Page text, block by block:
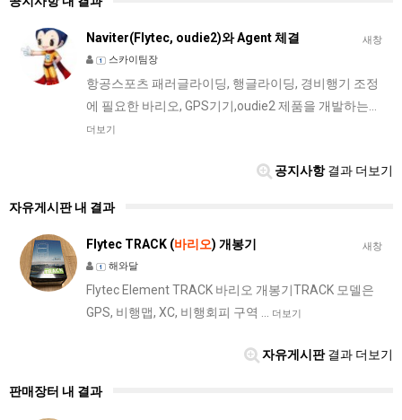
새창
Naviter(Flytec, oudie2)와 Agent 체결
스카이팀장
항공스포츠 패러글라이딩, 행글라이딩, 경비행기 조정
에 필요한 바리오, GPS기기,oudie2 제품을 개발하는…
더보기
공지사항결과 더보기
자유게시판 내 결과
새창
Flytec TRACK (바리오) 개봉기
해와달
Flytec Element TRACK 바리오 개봉기TRACK 모델은
GPS, 비행맵, XC, 비행회피 구역 …
더보기
자유게시판결과 더보기
판매장터 내 결과